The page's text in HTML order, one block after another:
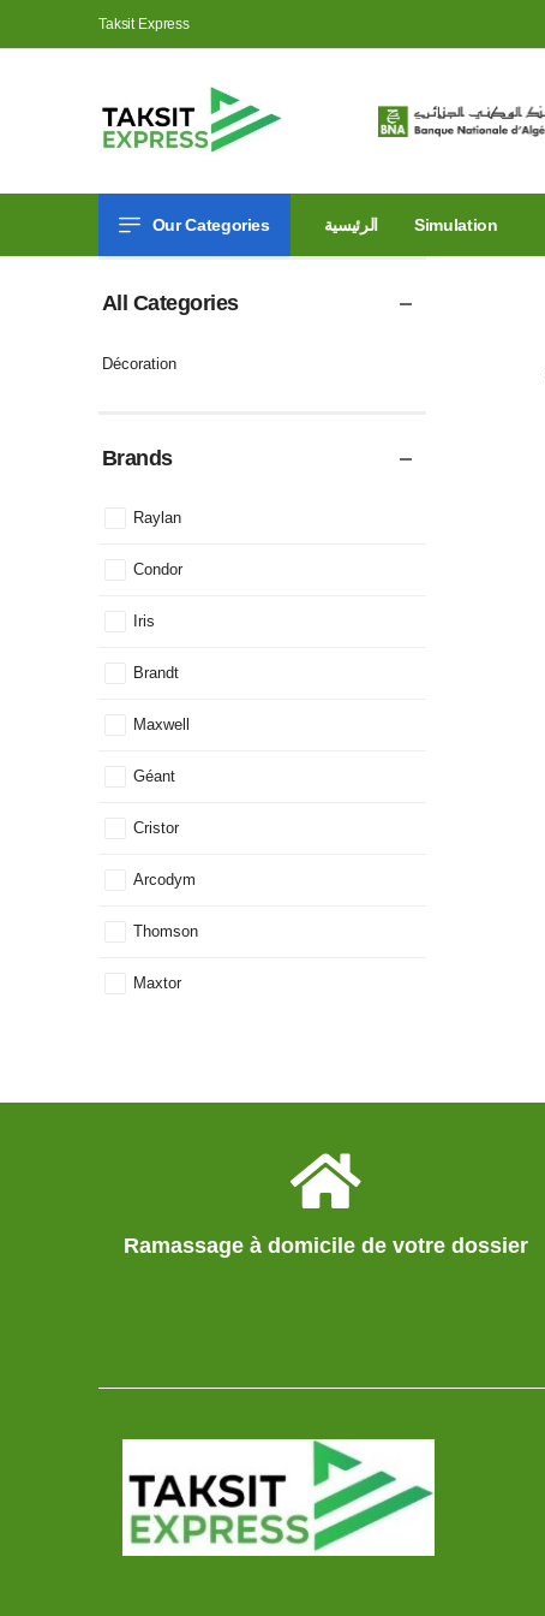
Taksit Express
Our Categories الرئيسية Simulation
All Categories
Décoration
Brands
Raylan
Condor
Iris
Brandt
Maxwell
Géant
Cristor
Arcodym
Thomson
Maxtor
Ramassage à domicile de votre dossier